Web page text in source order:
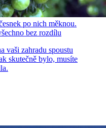
po nich měknou.
bez rozdílu
vaši zahradu spoustu
skutečně bylo, musíte